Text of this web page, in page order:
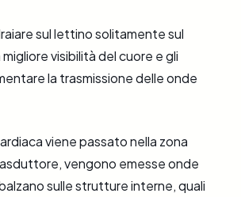
sul lettino solitamente sul
visibilità del cuore e gli
la trasmissione delle onde
viene passato nella zona
vengono emesse onde
sulle strutture interne, quali